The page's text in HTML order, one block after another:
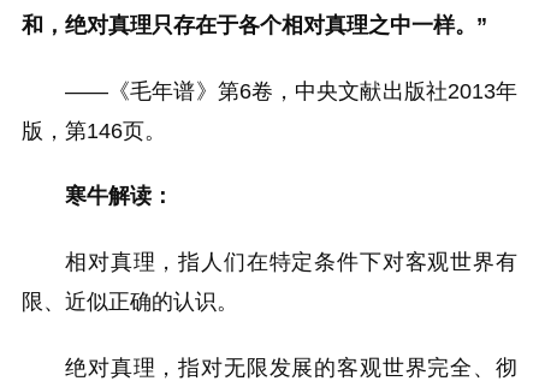
和，绝对真理只存在于各个相对真理之中一样。”
——《毛年谱》第6卷，中央文献出版社2013年
版，第146页。
寒牛解读：
相对真理，指人们在特定条件下对客观世界有
限、近似正确的认识。
绝对真理，指对无限发展的客观世界完全、彻